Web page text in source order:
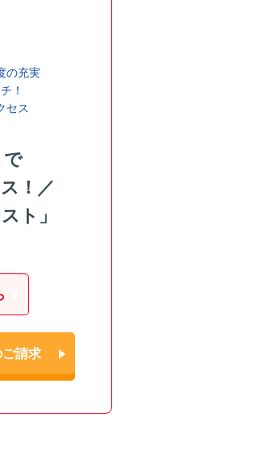
の充実
！
セス
！／
ト」
請求